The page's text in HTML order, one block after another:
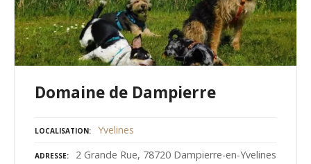
Domaine de Dampierre
LOCALISATION Yvelines
ADRESSE 2 Grande Rue, 78720 Dampierre-en-Yvelines